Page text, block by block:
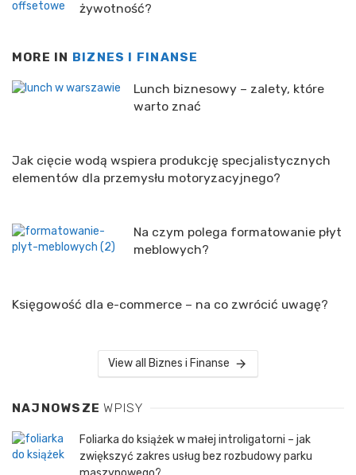
żywotność?
MORE IN BIZNES I FINANSE
Lunch biznesowy – zalety, które
warto znać
Jak cięcie wodą wspiera produkcję specjalistycznych
elementów dla przemysłu motoryzacyjnego?
Na czym polega formatowanie płyt
meblowych?
Księgowość dla e-commerce – na co zwrócić uwagę?
View all Biznes i Finanse
NAJNOWSZEWPISY
Foliarka do książek w małej introligatorni – jak
zwiększyć zakres usług bez rozbudowy parku